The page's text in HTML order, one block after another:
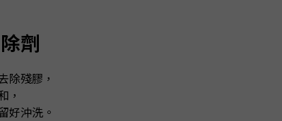
劑
除殘膠，
，
好沖洗。